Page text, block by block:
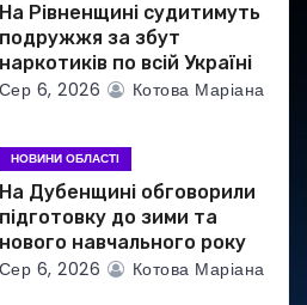
На Рівненщині судитимуть
подружжя за збут
наркотиків по всій Україні
Сер 6, 2026 Котова Маріана
НОВИНИ ОБЛАСТІ
На Дубенщині обговорили
підготовку до зими та
нового навчального року
Сер 6, 2026 Котова Маріана